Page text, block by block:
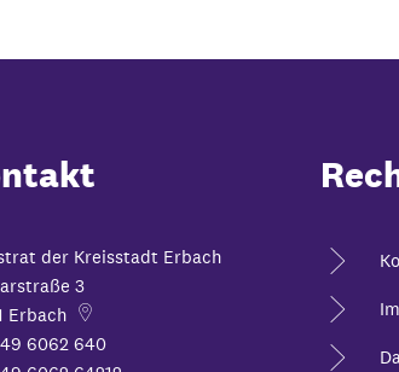
der Kreisstadt Erbach
3
Erbach
6062 640